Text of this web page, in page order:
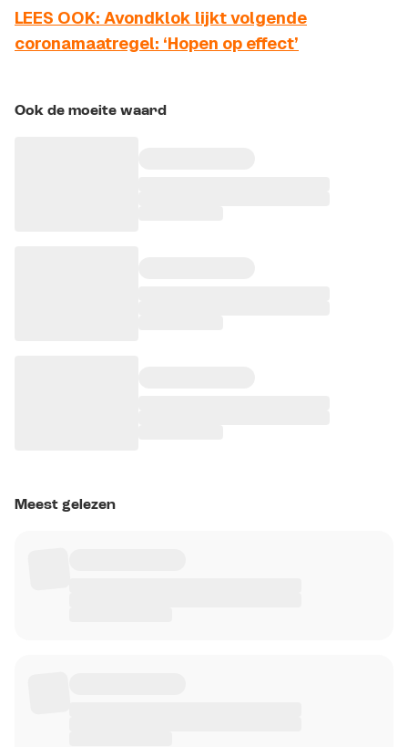
LEES OOK: Avondklok lijkt volgende
coronamaatregel: ‘Hopen op effect’
Ook de moeite waard
Meest gelezen